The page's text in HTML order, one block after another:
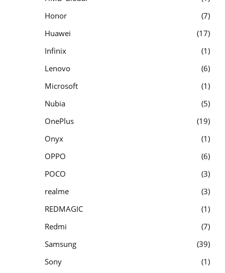
Honor
7
Huawei
17
Infinix
1
Lenovo
6
Microsoft
1
Nubia
5
OnePlus
19
Onyx
1
OPPO
6
POCO
3
realme
3
REDMAGIC
1
Redmi
7
Samsung
39
Sony
1